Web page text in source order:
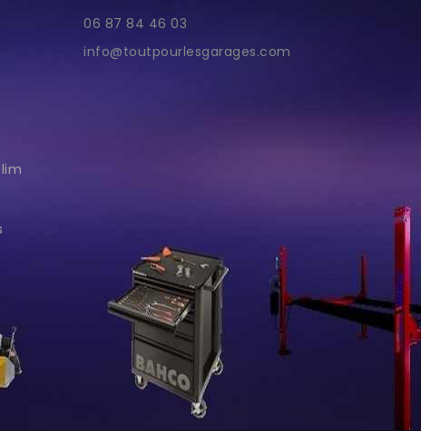
06 87 84 46 03
info@toutpourlesgarages.com